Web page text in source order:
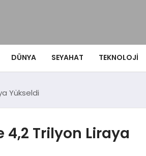
DÜNYA SEYAHAT TEKNOLOJI
Yükseldi
Trilyon Liraya